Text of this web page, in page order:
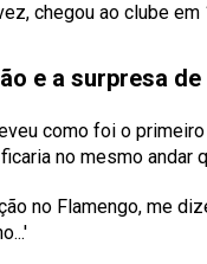
chegou ao clube
e a surpresa de
como foi o
no mesmo andar
no Flamengo, me